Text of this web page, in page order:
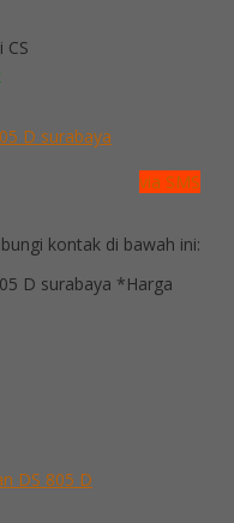
CS
via SMS
kontak di bawah ini:
*Harga
DS 805 D